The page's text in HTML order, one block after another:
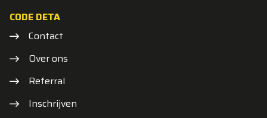
CODE DETA
Contact
Over ons
Referral
Inschrijven